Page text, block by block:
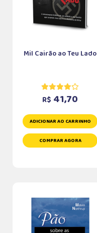
Mil Cairão ao Teu Lado
R$ 41,70
ADICIONAR AO CARRINHO
COMPRAR AGORA